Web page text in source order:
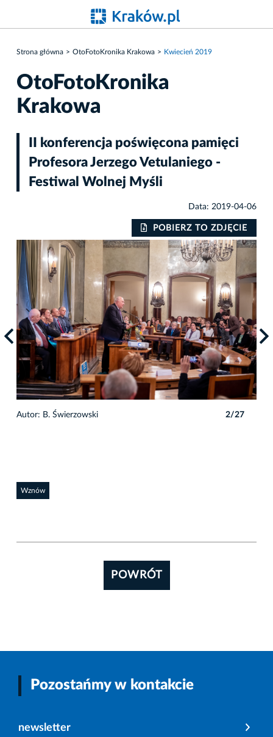
Strona główna OtoFotoKronika Krakowa Kwiecień 2019
OtoFotoKronika
Krakowa
II konferencja poświęcona pamięci
Profesora Jerzego Vetulaniego -
Festiwal Wolnej Myśli
Data: 2019-04-06
POBIERZ TO ZDJĘCIE
Autor: B. Świerzowski 2/27
Wznów
POWRÓT
Pozostańmy w kontakcie
newsletter